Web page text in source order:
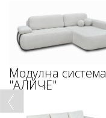
Модулна система
"АЛИЧЕ"